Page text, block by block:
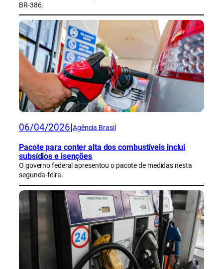
BR-386.
06/04/2026 Agência Brasil
Pacote para conter alta dos combustíveis inclui
subsídios e isenções
O governo federal apresentou o pacote de medidas nesta
segunda-feira.